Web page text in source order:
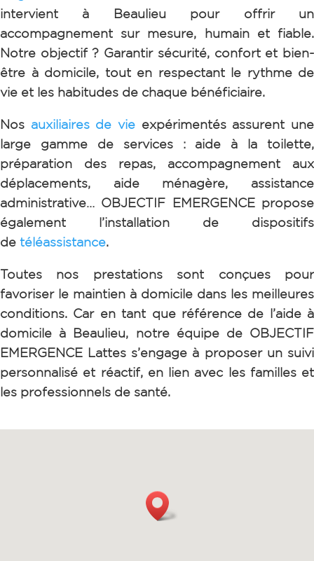
intervient à Beaulieu pour offrir un
accompagnement sur mesure, humain et fiable.
Notre objectif ? Garantir sécurité, confort et bien-
être à domicile, tout en respectant le rythme de
vie et les habitudes de chaque bénéficiaire.
Nos auxiliaires de vie expérimentés assurent une
large gamme de services : aide à la toilette,
préparation des repas, accompagnement aux
déplacements, aide ménagère, assistance
administrative… OBJECTIF EMERGENCE propose
également l’installation de dispositifs
de téléassistance.
Toutes nos prestations sont conçues pour
favoriser le maintien à domicile dans les meilleures
conditions. Car en tant que référence de l’aide à
domicile à Beaulieu, notre équipe de OBJECTIF
EMERGENCE Lattes s’engage à proposer un suivi
personnalisé et réactif, en lien avec les familles et
les professionnels de santé.